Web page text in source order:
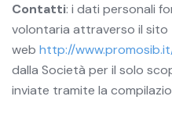
Contatti: i dati personali
volontaria attraverso il sito
web http://
dalla Società per il solo
inviate tramite la